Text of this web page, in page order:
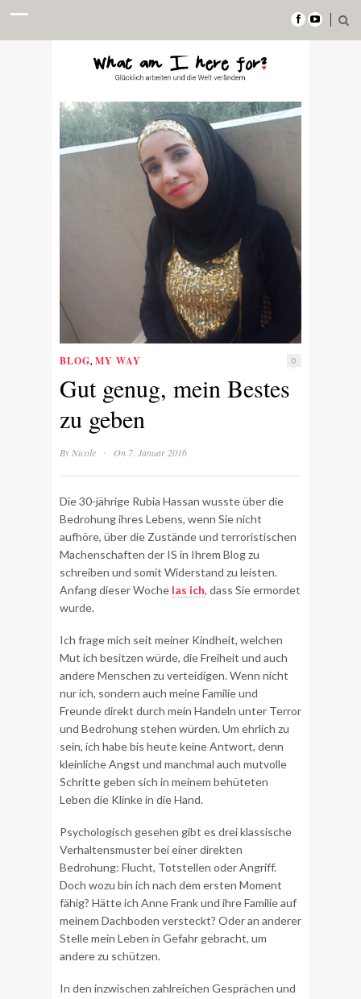
BLOG, MY WAY 0
Gut genug, mein Bestes
zu geben
By Nicole · On 7. Januar 2016
Die 30-jährige Rubia Hassan wusste über die
Bedrohung ihres Lebens, wenn Sie nicht
aufhöre, über die Zustände und terroristischen
Machenschaften der IS in Ihrem Blog zu
schreiben und somit Widerstand zu leisten.
Anfang dieser Woche las ich, dass Sie ermordet
wurde.
Ich frage mich seit meiner Kindheit, welchen
Mut ich besitzen würde, die Freiheit und auch
andere Menschen zu verteidigen. Wenn nicht
nur ich, sondern auch meine Familie und
Freunde direkt durch mein Handeln unter Terror
und Bedrohung stehen würden. Um ehrlich zu
sein, ich habe bis heute keine Antwort, denn
kleinliche Angst und manchmal auch mutvolle
Schritte geben sich in meinem behüteten
Leben die Klinke in die Hand.
Psychologisch gesehen gibt es drei klassische
Verhaltensmuster bei einer direkten
Bedrohung: Flucht, Totstellen oder Angriff.
Doch wozu bin ich nach dem ersten Moment
fähig? Hätte ich Anne Frank und ihre Familie auf
meinem Dachboden versteckt? Oder an anderer
Stelle mein Leben in Gefahr gebracht, um
andere zu schützen.
In den inzwischen zahlreichen Gesprächen und